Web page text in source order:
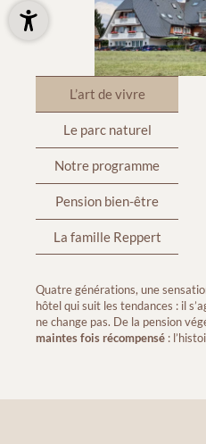
L’art de vivre
Le parc naturel
Notre programme
Pension bien-être
La famille Reppert
Quatre générations, une
hôtel qui suit les tendances : il
ne change pas. De la pension
maintes fois récompensé :